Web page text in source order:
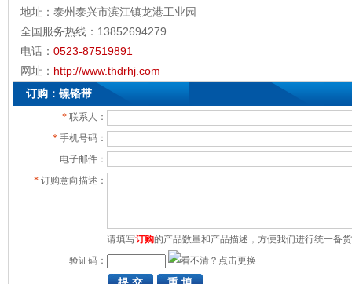
地址：泰州泰兴市滨江镇龙港工业园
全国服务热线：13852694279
电话： 0523-87519891
网址： http://www.thdrhj.com
订购：镍铬带
* 联系人：
* 手机号码：
电子邮件：
* 订购意向描述：
请填写订购的产品数量和产品描述，方便我们进行统一备
验证码：